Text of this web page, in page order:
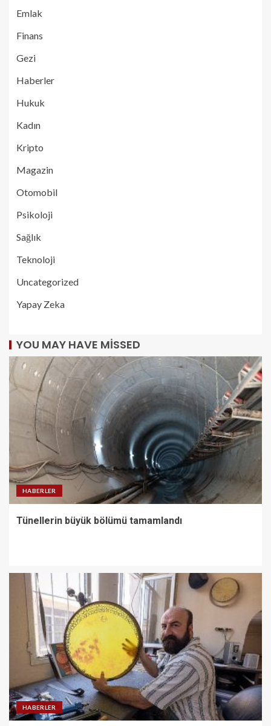
Emlak
Finans
Gezi
Haberler
Hukuk
Kadın
Kripto
Magazin
Otomobil
Psikoloji
Sağlık
Teknoloji
Uncategorized
Yapay Zeka
YOU MAY HAVE MISSED
HABERLER
Tünellerin büyük bölümü tamamlandı
HABERLER